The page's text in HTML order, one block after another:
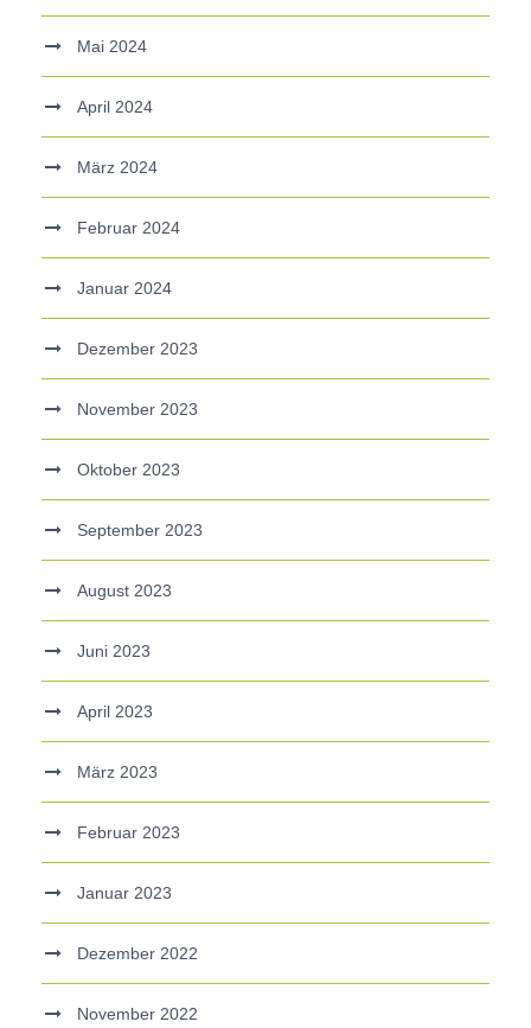
Mai 2024
April 2024
März 2024
Februar 2024
Januar 2024
Dezember 2023
November 2023
Oktober 2023
September 2023
August 2023
Juni 2023
April 2023
März 2023
Februar 2023
Januar 2023
Dezember 2022
November 2022